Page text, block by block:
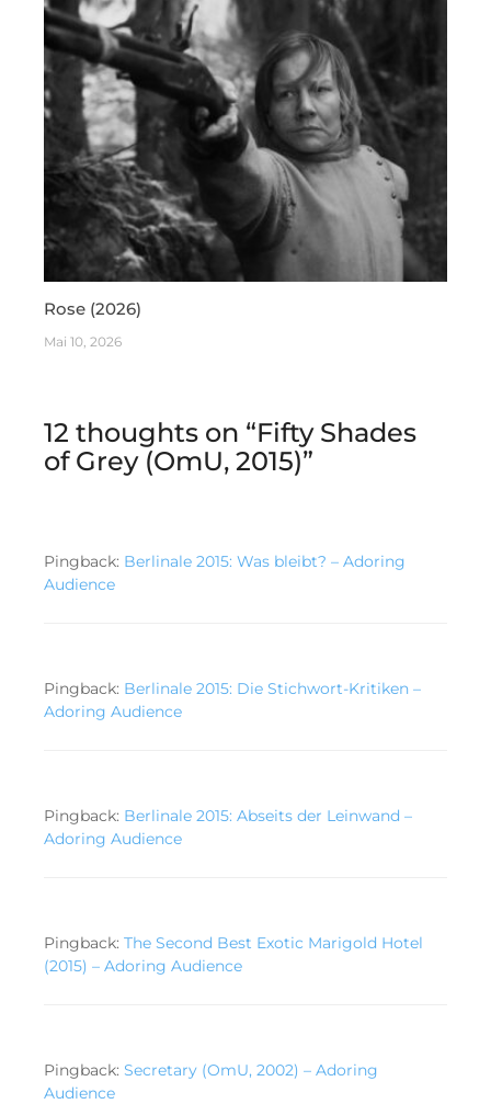
Rose (2026)
Mai 10, 2026
12 thoughts on “Fifty Shades
of Grey (OmU, 2015)”
Pingback: Berlinale 2015: Was bleibt? – Adoring
Audience
Pingback: Berlinale 2015: Die Stichwort-Kritiken –
Adoring Audience
Pingback: Berlinale 2015: Abseits der Leinwand –
Adoring Audience
Pingback: The Second Best Exotic Marigold Hotel
(2015) – Adoring Audience
Pingback: Secretary (OmU, 2002) – Adoring
Audience